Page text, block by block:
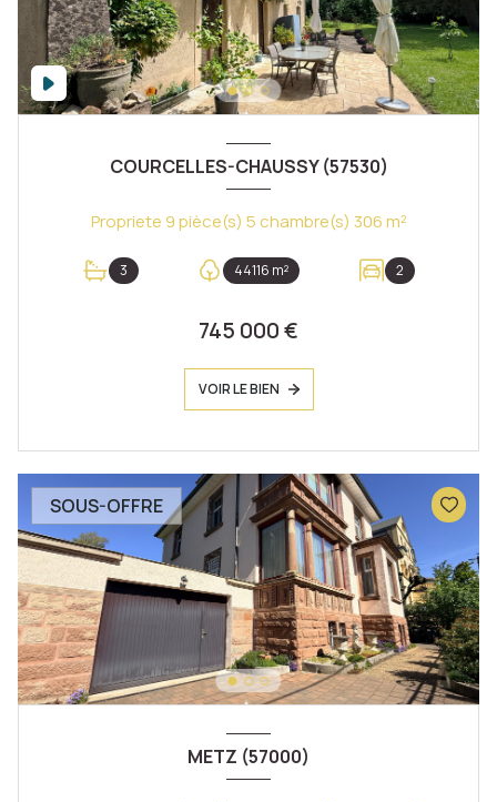
COURCELLES-CHAUSSY (57530)
Propriete 9 pièce(s) 5 chambre(s) 306 m²
3 44116 m² 2
745 000 €
VOIR LE BIEN
SOUS-OFFRE
METZ (57000)